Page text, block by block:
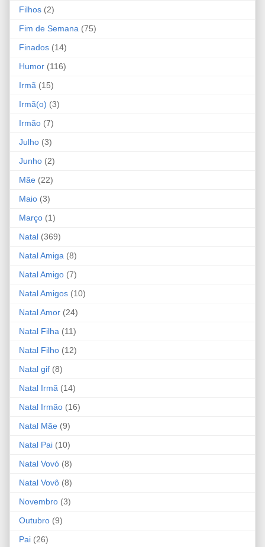
Filhos (2)
Fim de Semana (75)
Finados (14)
Humor (116)
Irmã (15)
Irmã(o) (3)
Irmão (7)
Julho (3)
Junho (2)
Mãe (22)
Maio (3)
Março (1)
Natal (369)
Natal Amiga (8)
Natal Amigo (7)
Natal Amigos (10)
Natal Amor (24)
Natal Filha (11)
Natal Filho (12)
Natal gif (8)
Natal Irmã (14)
Natal Irmão (16)
Natal Mãe (9)
Natal Pai (10)
Natal Vovó (8)
Natal Vovô (8)
Novembro (3)
Outubro (9)
Pai (26)